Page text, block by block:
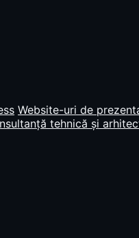
Website-uri de
tehnică și